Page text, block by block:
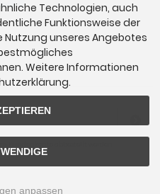
Technologien, auch
Funktionsweise der
unseres Angebotes
Weitere Informationen
anpassen